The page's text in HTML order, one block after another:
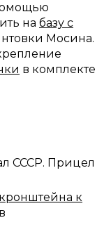
на базу с
Мосина.
в комплекте
СССР. Прицел
к